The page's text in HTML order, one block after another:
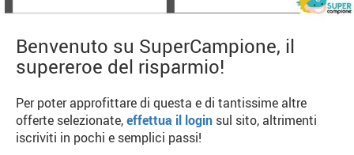
Benvenuto su SuperCampione, il
supereroe del risparmio!
Per poter approfittare di questa e di tantissime altre
offerte selezionate,effettua il login sul sito, altrimenti
iscriviti in pochi e semplici passi!